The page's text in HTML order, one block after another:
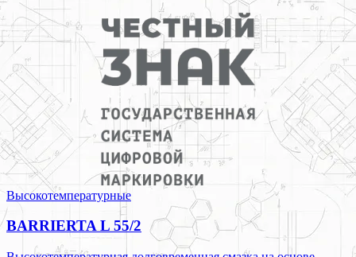
Высокотемпературные
BARRIERTA L 55/2